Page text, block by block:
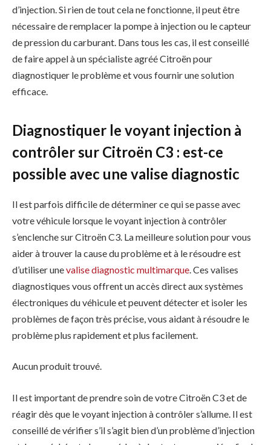
d’injection. Si rien de tout cela ne fonctionne, il peut être
nécessaire de remplacer la pompe à injection ou le capteur
de pression du carburant. Dans tous les cas, il est conseillé
de faire appel à un spécialiste agréé Citroën pour
diagnostiquer le problème et vous fournir une solution
efficace.
Diagnostiquer le voyant injection à
contrôler sur Citroën C3 : est-ce
possible avec une valise diagnostic
Il est parfois difficile de déterminer ce qui se passe avec
votre véhicule lorsque le voyant injection à contrôler
s’enclenche sur Citroën C3. La meilleure solution pour vous
aider à trouver la cause du problème et à le résoudre est
d’utiliser unevalise diagnostic multimarque. Ces valises
diagnostiques vous offrent un accès direct aux systèmes
électroniques du véhicule et peuvent détecter et isoler les
problèmes de façon très précise, vous aidant à résoudre le
problème plus rapidement et plus facilement.
Aucun produit trouvé.
Il est important de prendre soin de votre Citroën C3 et de
réagir dès que le voyant injection à contrôler s’allume. Il est
conseillé de vérifier s’il s’agit bien d’un problème d’injection